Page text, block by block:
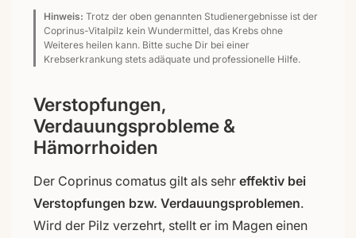
Hinweis: Trotz der oben genannten Studienergebnisse ist der
Coprinus-Vitalpilz kein Wundermittel, das Krebs ohne
Weiteres heilen kann. Bitte suche Dir bei einer
Krebserkrankung stets adäquate und professionelle Hilfe.
Verstopfungen,
Verdauungsprobleme &
Hämorrhoiden
Der Coprinus comatus gilt als sehr effektiv bei
Verstopfungen bzw. Verdauungsproblemen.
Wird der Pilz verzehrt, stellt er im Magen einen